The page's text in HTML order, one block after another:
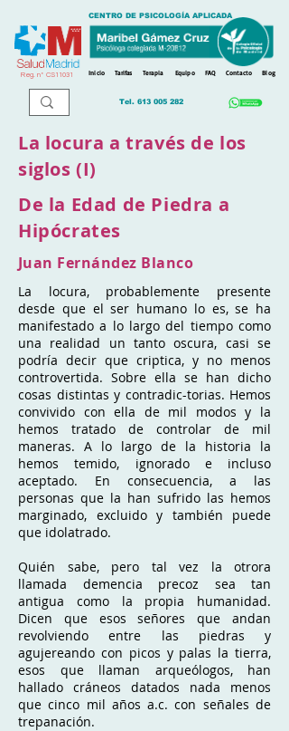
Reg. nº CS11031
CENTRO DE PSICOLOGÍA APLICADA
Inicio Tarifas Terapia Equipo FAQ Contacto Blog
Tel. 613 005 282
La locura a través de los
siglos (I)
De la Edad de Piedra a
Hipócrates
Juan Fernández Blanco
La locura, probablemente presente
desde que el ser humano lo es, se ha
manifestado a lo largo del tiempo como
una realidad un tanto oscura, casi se
podría decir que criptica, y no menos
controvertida. Sobre ella se han dicho
cosas distintas y contradic-torias. Hemos
convivido con ella de mil modos y la
hemos tratado de controlar de mil
maneras. A lo largo de la historia la
hemos temido, ignorado e incluso
aceptado. En consecuencia, a las
personas que la han sufrido las hemos
marginado, excluido y también puede
que idolatrado.
Quién sabe, pero tal vez la otrora
llamada demencia precoz sea tan
antigua como la propia humanidad.
Dicen que esos señores que andan
revolviendo entre las piedras y
agujereando con picos y palas la tierra,
esos que llaman arqueólogos, han
hallado cráneos datados nada menos
que cinco mil años a.c. con señales de
trepanación.